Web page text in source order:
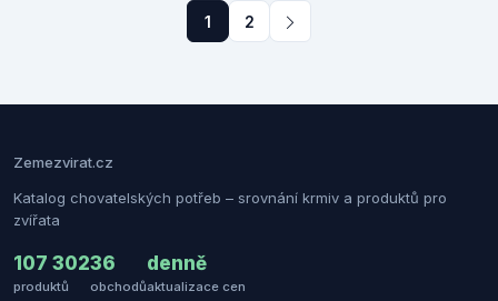
1 2
Zemezvirat.cz
Katalog chovatelských potřeb – srovnání krmiv a produktů pro
zvířata
107 302
produktů
36
obchodů
denně
aktualizace cen